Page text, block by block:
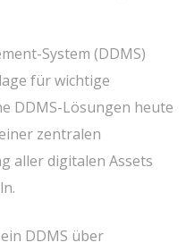
System (DDMS)
für wichtige
DDMS-Lösungen heute
zentralen
aller digitalen Assets
DDMS über